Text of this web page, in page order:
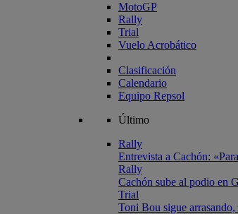
MotoGP
Rally
Trial
Vuelo Acrobático
Clasificación
Calendario
Equipo Repsol
Último
Rally
Entrevista a Cachón:
Rally
Cachón sube al podio en
Trial
Toni Bou sigue arrasando,